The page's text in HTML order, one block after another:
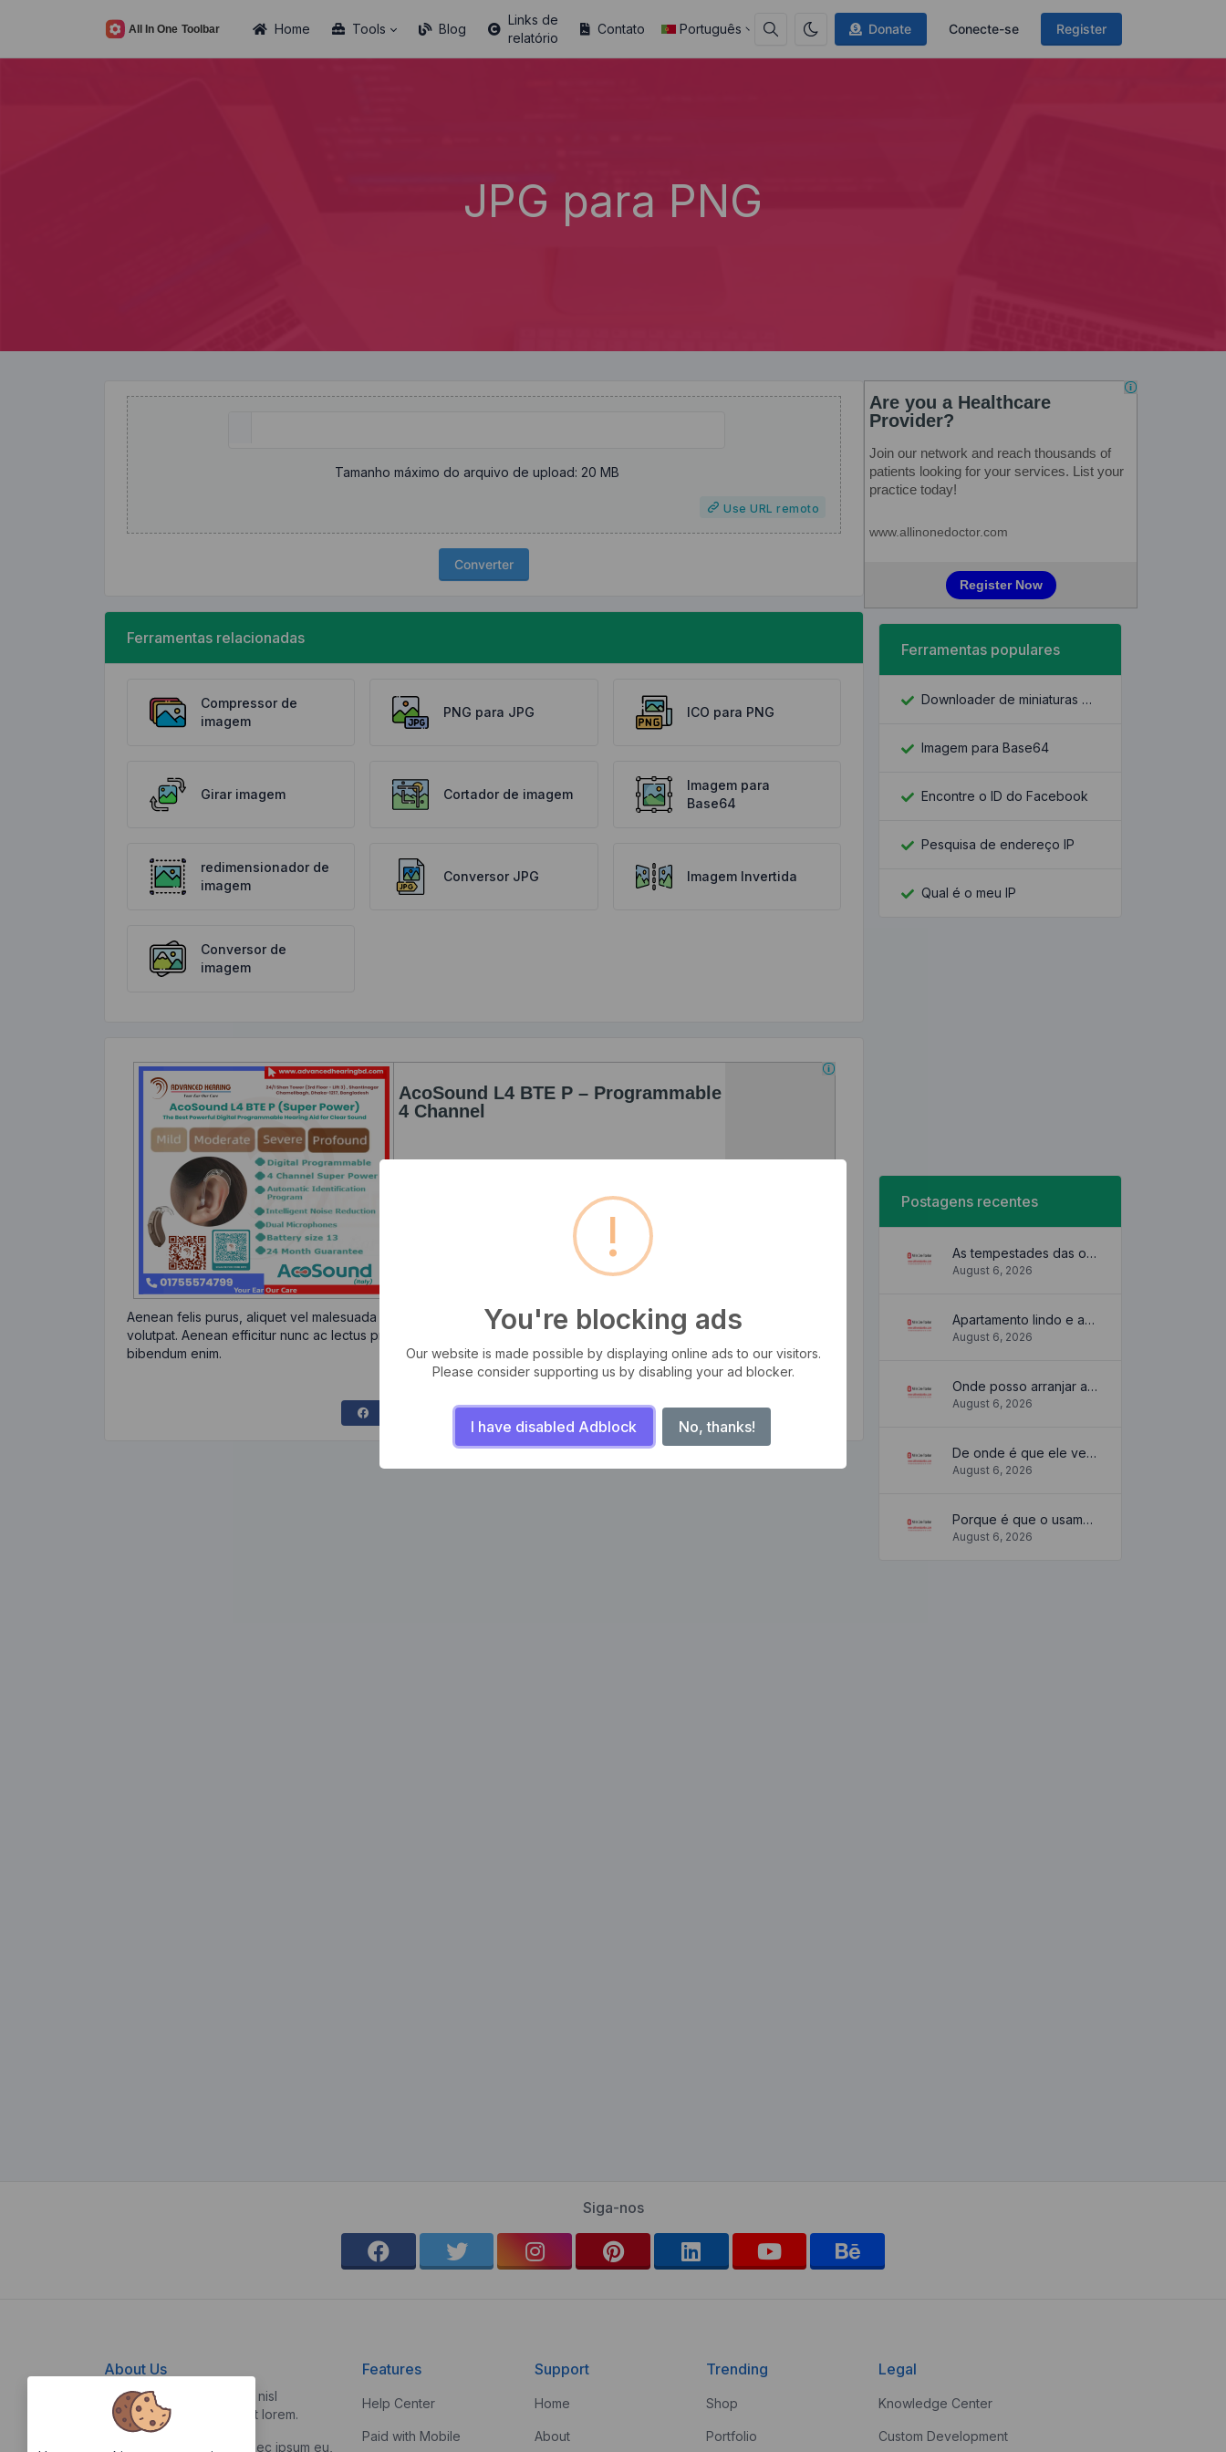
Donate Conecte-se Register
Home Tools Blog
Links de
relatório
Contato Português
JPG para PNG
Tamanho máximo do arquivo de upload: 20 MB
Use URL remoto
Converter
Ferramentas relacionadas
Compressor de
imagem
PNG para JPG ICO para PNG
Girar imagem Cortador de imagem
Imagem para
Base64
redimensionador de
imagem
Conversor JPG Imagem Invertida
Conversor de
imagem
Aenean felis purus, aliquet vel malesuada egestas, iaculis ut odio. Sed posuere cursus fermentum. Aliquam erat
volutpat. Aenean efficitur nunc ac lectus pretium, ut semper odio mattis. Aliquam sit amet sapien libero. Sed facilisis
bibendum enim.
Ferramentas populares
Downloader de miniaturas do YouTube
Imagem para Base64
Encontre o ID do Facebook
Pesquisa de endereço IP
Qual é o meu IP
Postagens recentes
As tempestades das ondas
August 6, 2026
Apartamento lindo e aconchegante
August 6, 2026
Onde posso arranjar algum?
August 6, 2026
De onde é que ele vem?
August 6, 2026
Porque é que o usamos?
August 6, 2026
Siga-nos
About Us
Vestibulum quis risus sed nisl
pellentesque aliquet et et lorem.
Fusce nibh nisl, gravida nec ipsum eu,
Features
Help Center
Paid with Mobile
Support
Home
About
Trending
Shop
Portfolio
Legal
Knowledge Center
Custom Development
!
You're blocking ads
Our website is made possible by displaying online ads to our visitors.
Please consider supporting us by disabling your ad blocker.
I have disabled Adblock No, thanks!